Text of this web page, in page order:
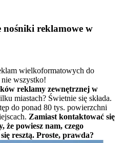
nośniki reklamowe w
wielkoformatowych do
wszystko!
reklamy zewnętrznej w
miastach? Świetnie się składa.
do ponad 80 tys. powierzchni
Zamiast kontaktować się
że powiesz nam, czego
resztą. Proste, prawda?